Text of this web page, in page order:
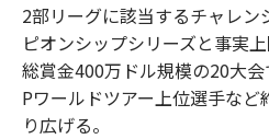
2部リーグに該当するチャレン
ピオンシップシリーズと事実
総賞金400万ドル規模の20大
Pワールドツアー上位選手な
り広げる。